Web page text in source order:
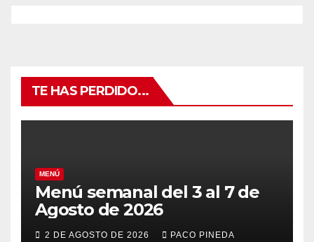
TE HAS PERDIDO...
MENÚ
Menú semanal del 3 al 7 de
Agosto de 2026
2 DE AGOSTO DE 2026 PACO PINEDA